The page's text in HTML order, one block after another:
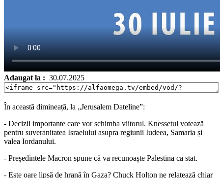
Adaugat la : 30.07.2025
În această dimineață, la „Jerusalem Dateline”:
- Decizii importante care vor schimba viitorul. Knessetul votează
pentru suveranitatea Israelului asupra regiunii Iudeea, Samaria și
valea Iordanului.
- Președintele Macron spune că va recunoaște Palestina ca stat.
- Este oare lipsă de hrană în Gaza? Chuck Holton ne relatează chiar